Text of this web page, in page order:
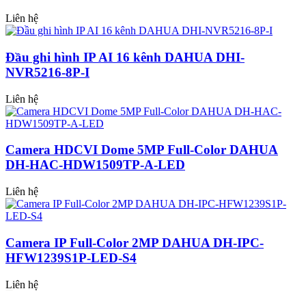
Liên hệ
Đầu ghi hình IP AI 16 kênh DAHUA DHI-
NVR5216-8P-I
Liên hệ
Camera HDCVI Dome 5MP Full-Color DAHUA
DH-HAC-HDW1509TP-A-LED
Liên hệ
Camera IP Full-Color 2MP DAHUA DH-IPC-
HFW1239S1P-LED-S4
Liên hệ